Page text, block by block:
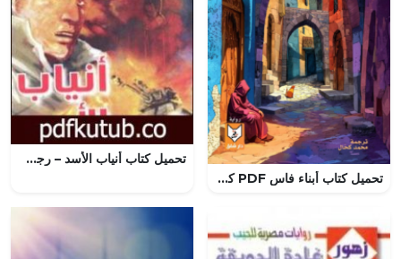
تحميل كتاب أبناء فاس PDF كاي هاردي كامبل مجانا
تحميل كتاب أنياب الأسد – رجل المستحيل PDF تأليف نبيل فاروق مجانا [كامل]